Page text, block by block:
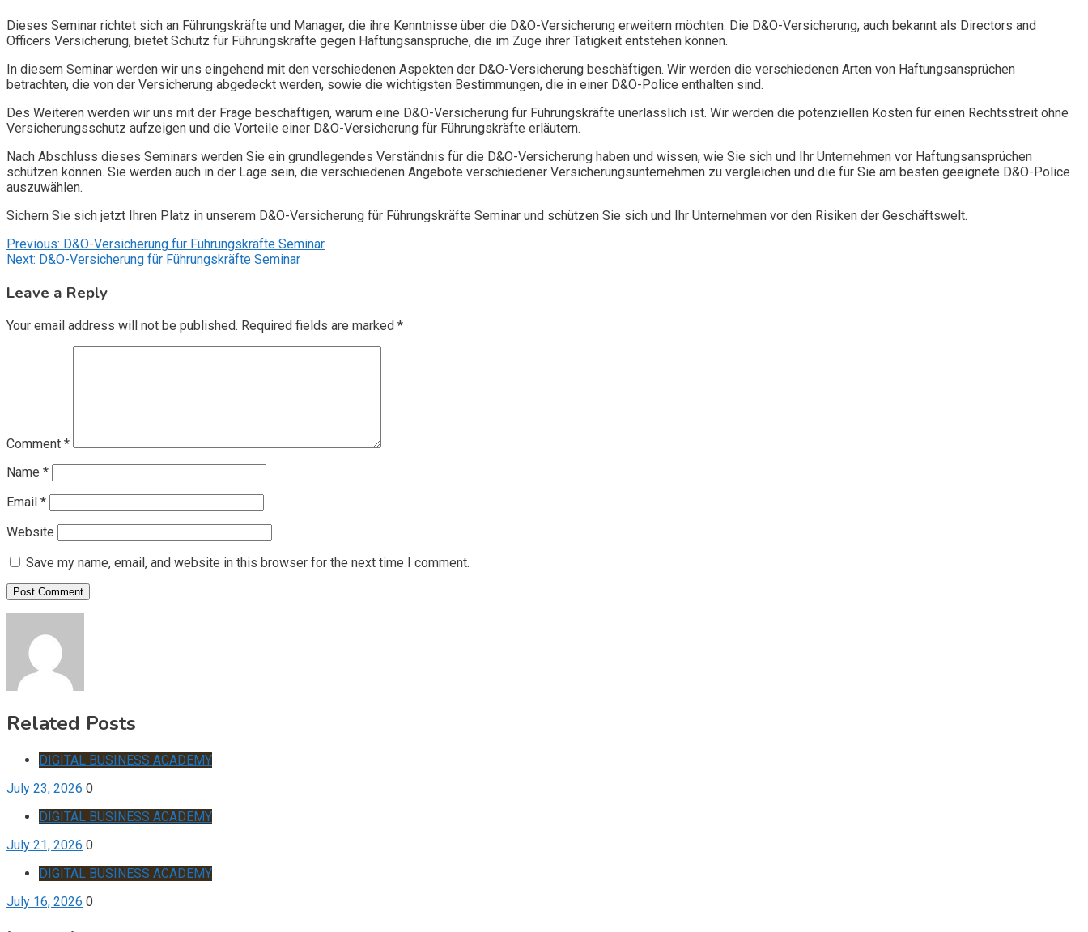
Dieses Seminar richtet sich an Führungskräfte und Manager, die ihre Kenntnisse über die D&O-Versicherung erweitern möchten. Die D&O-Versicherung, auch bekannt als Directors and
Officers Versicherung, bietet Schutz für Führungskräfte gegen Haftungsansprüche, die im Zuge ihrer Tätigkeit entstehen können.
In diesem Seminar werden wir uns eingehend mit den verschiedenen Aspekten der D&O-Versicherung beschäftigen. Wir werden die verschiedenen Arten von Haftungsansprüchen
betrachten, die von der Versicherung abgedeckt werden, sowie die wichtigsten Bestimmungen, die in einer D&O-Police enthalten sind.
Des Weiteren werden wir uns mit der Frage beschäftigen, warum eine D&O-Versicherung für Führungskräfte unerlässlich ist. Wir werden die potenziellen Kosten für einen Rechtsstreit ohne
Versicherungsschutz aufzeigen und die Vorteile einer D&O-Versicherung für Führungskräfte erläutern.
Nach Abschluss dieses Seminars werden Sie ein grundlegendes Verständnis für die D&O-Versicherung haben und wissen, wie Sie sich und Ihr Unternehmen vor Haftungsansprüchen
schützen können. Sie werden auch in der Lage sein, die verschiedenen Angebote verschiedener Versicherungsunternehmen zu vergleichen und die für Sie am besten geeignete D&O-Police
auszuwählen.
Sichern Sie sich jetzt Ihren Platz in unserem D&O-Versicherung für Führungskräfte Seminar und schützen Sie sich und Ihr Unternehmen vor den Risiken der Geschäftswelt.
Post
navigation
Previous: D&O-Versicherung für Führungskräfte Seminar
Next: D&O-Versicherung für Führungskräfte Seminar
Leave a Reply
Your email address will not be published. Required fields are marked *
Comment *
Name *
Email *
Website
Save my name, email, and website in this browser for the next time I comment.
Related Posts
DIGITAL BUSINESS ACADEMY
July 23, 2026 0
DIGITAL BUSINESS ACADEMY
July 21, 2026 0
DIGITAL BUSINESS ACADEMY
July 16, 2026 0